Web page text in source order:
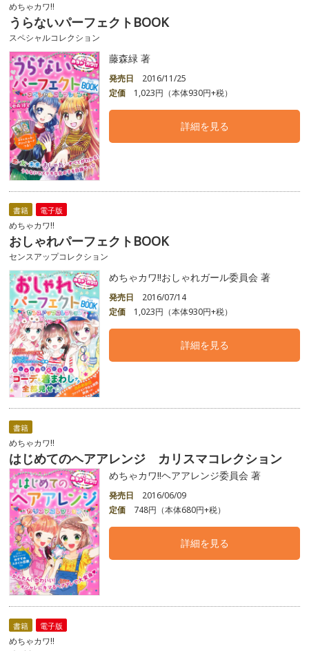
めちゃカワ!!
うらないパーフェクトBOOK
スペシャルコレクション
藤森緑 著
発売日
2016/11/25
定価
1,023円（本体930円+税）
詳細を見る
書籍 電子版
めちゃカワ!!
おしゃれパーフェクトBOOK
センスアップコレクション
めちゃカワ!!おしゃれガール委員会 著
発売日
2016/07/14
定価
1,023円（本体930円+税）
詳細を見る
書籍
めちゃカワ!!
はじめてのヘアアレンジ カリスマコレクション
めちゃカワ!!ヘアアレンジ委員会 著
発売日
2016/06/09
定価
748円（本体680円+税）
詳細を見る
書籍 電子版
めちゃカワ!!